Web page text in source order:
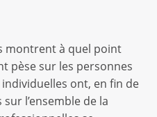
montrent à quel point
pèse sur les personnes
ont, en fin de
l’ensemble de la